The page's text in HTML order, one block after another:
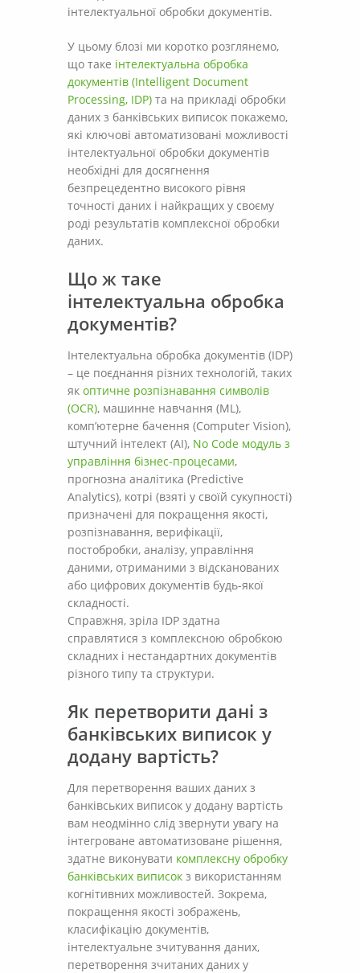
інтелектуальної обробки документів.
У цьому блозі ми коротко розглянемо,
що таке інтелектуальна обробка
документів (Intelligent Document
Processing, IDP) та на прикладі обробки
даних з банківських виписок покажемо,
які ключові автоматизовані можливості
інтелектуальної обробки документів
необхідні для досягнення
безпрецедентно високого рівня
точності даних і найкращих у своєму
роді результатів комплексної обробки
даних.
Що ж таке
інтелектуальна обробка
документів?
Інтелектуальна обробка документів (IDP)
– це поєднання різних технологій, таких
як оптичне розпізнавання символів
(OCR), машинне навчання (ML),
комп’ютерне бачення (Computer Vision),
штучний інтелект (AI), No Code модуль з
управління бізнес-процесами,
прогнозна аналітика (Predictive
Analytics), котрі (взяті у своїй сукупності)
призначені для покращення якості,
розпізнавання, верифікації,
постобробки, аналізу, управління
даними, отриманими з відсканованих
або цифрових документів будь-якої
складності.
Справжня, зріла IDP здатна
справлятися з комплексною обробкою
складних і нестандартних документів
різного типу та структури.
Як перетворити дані з
банківських виписок у
додану вартість?
Для перетворення ваших даних з
банківських виписок у додану вартість
вам неодмінно слід звернути увагу на
інтегроване автоматизоване рішення,
здатне виконувати комплексну обробку
банківських виписок з використанням
когнітивних можливостей. Зокрема,
покращення якості зображень,
класифікацію документів,
інтелектуальне зчитування даних,
перетворення зчитаних даних у